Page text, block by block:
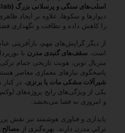
اسلب‌های سنگی و پرسلانی بزرگ (Porcelain Slab)
دیوارها و سکوها، علاوه بر ایجاد
را کاهش داده و نظافت و نگهداری
از دیگر گرایش‌های مهم، بازآفرینی
است. سقف‌های گنبدی مدرن با
متریال نوین، هویت تاریخی حمام
پاسخگوی نیازهای معماری معاصر
شیرآلات مشکی مات یا برنزی، در
یکی از ویژگی‌های رایج پروژه‌های
و امروزی به فضا می‌بخشد.
پایداری و فناوری هوشمند نیز نقش
ترکی مدرن دارند. بهره‌گیری از مصالح